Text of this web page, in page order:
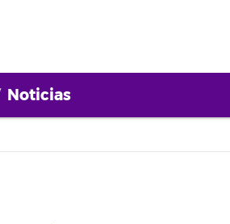
Noticias